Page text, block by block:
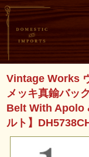
Vintage Works
メッキ真鍮バッ
Belt With Apolo
ルト】